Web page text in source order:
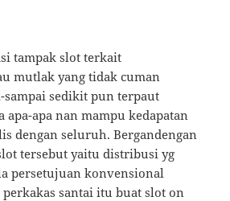
tampak slot terkait
mutlak yang tidak cuman
sampai sedikit pun terpaut
apa-apa nan mampu kedapatan
dengan seluruh. Bergandengan
tersebut yaitu distribusi yg
persetujuan konvensional
perkakas santai itu buat slot on